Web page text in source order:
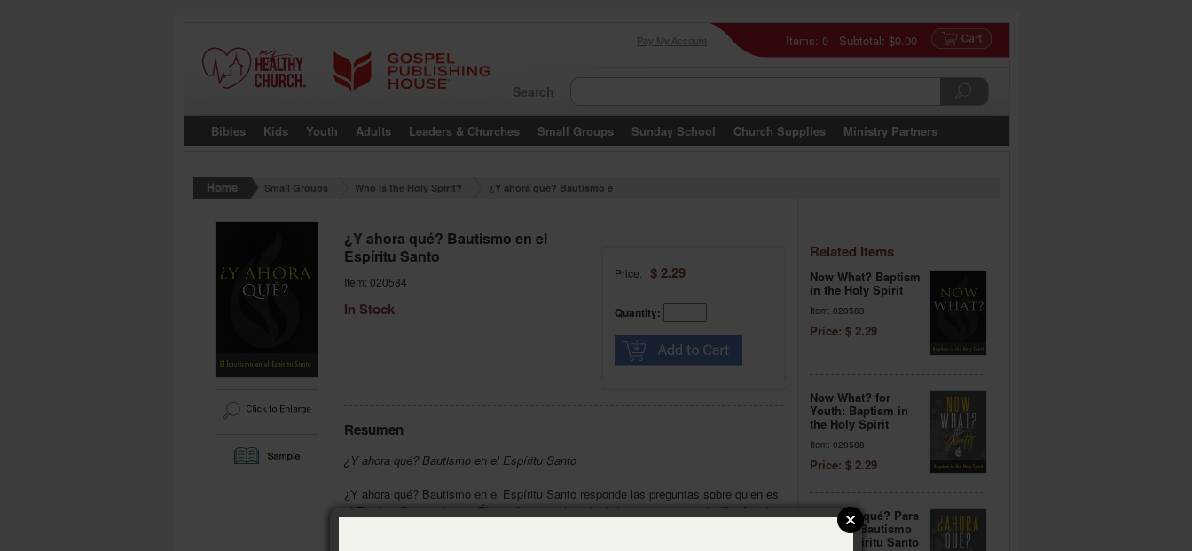
Items: 0 Subtotal: $0.00
Pay My Account
Search
Bibles Kids Youth Adults Leaders & Churches Small Groups Sunday School Church Supplies Ministry Partners
Small Groups Who Is the Holy Spirit?
¿Y ahora qué? Bautismo e
¿Y ahora qué? Bautismo en el
Espíritu Santo
Item: 020584
In Stock
Price: $ 2.29
Quantity:
Resumen
¿Y ahora qué? Bautismo en el Espíritu Santo
¿Y ahora qué? Bautismo en el Espíritu Santo responde las preguntas sobre quien es
el Espíritu Santo y lo que Él significa para la vida de los creyentes cada día. Ayude
Related Items
Now What? Baptism
in the Holy Spirit
Item: 020583
Price: $ 2.29
Now What? for
Youth: Baptism in
the Holy Spirit
Item: 020588
Price: $ 2.29
¿Y ahora qué? Para
jóvenes: Bautismo
en el Espíritu Santo